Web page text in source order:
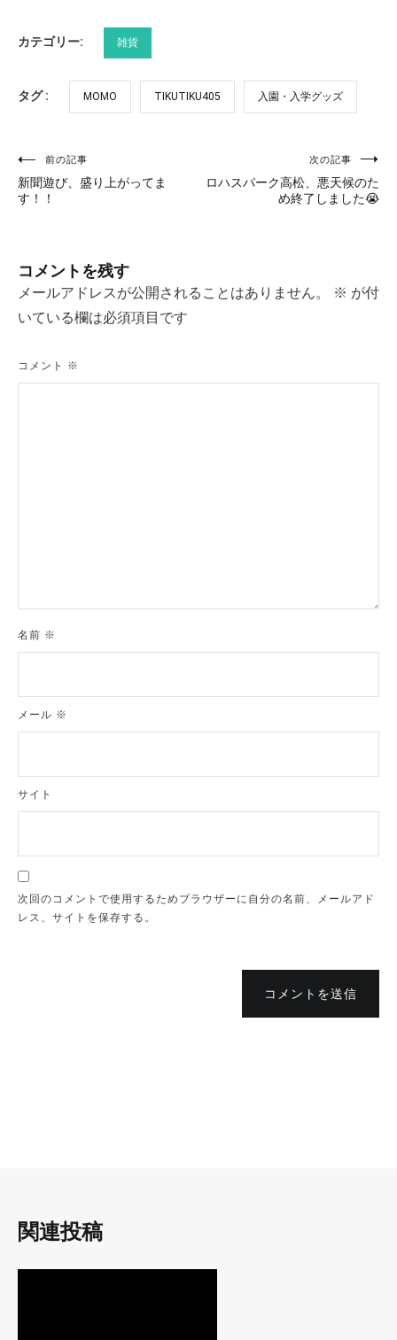
カテゴリー: 雑貨
タグ : MOMO TIKUTIKU405 入園・入学グッズ
投
稿
ビ
ゲ
ー
シ
ョ
前の記事
新聞遊び、盛り上がってま
す！！
次の記事
ロハスパーク高松、悪天候のた
め終了しました😭
コメントを残す
メールアドレスが公開されることはありません。 ※ が付
いている欄は必須項目です
コメント ※
名前 ※
メール ※
サイト
次回のコメントで使用するためブラウザーに自分の名前、メールアド
レス、サイトを保存する。
コメントを送信
関連投稿